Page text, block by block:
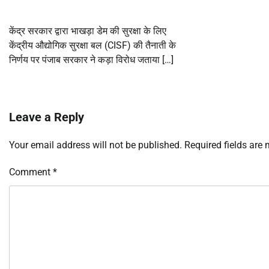
केंद्र सरकार द्वारा भाखड़ा डेम की सुरक्षा के लिए
केंद्रीय औद्योगिक सुरक्षा बल (CISF) की तैनाती के
निर्णय पर पंजाब सरकार ने कड़ा विरोध जताया […]
Leave a Reply
Your email address will not be published. Required fields are
Comment *